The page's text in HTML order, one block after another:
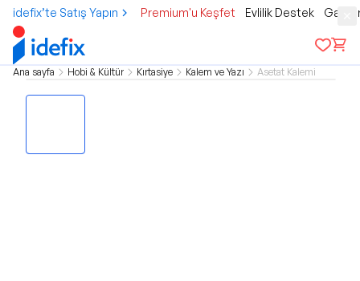
idefix’te Satış Yapın Premium'u Keşfet Evlilik Destek
Ana sayfa Hobi & Kültür Kırtasiye Kalem ve Yazı Asetat Kalemi